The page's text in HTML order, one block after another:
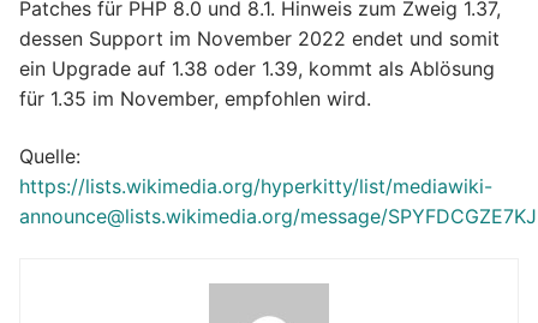
Patches für PHP 8.0 und 8.1. Hinweis zum Zweig 1.37,
dessen Support im November 2022 endet und somit
ein Upgrade auf 1.38 oder 1.39, kommt als Ablösung
für 1.35 im November, empfohlen wird.
Quelle:
https://lists.wikimedia.org/hyperkitty/list/mediawiki-
announce@lists.wikimedia.org/message/